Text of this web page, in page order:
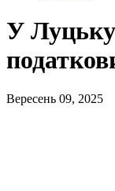
У
Вересень 09, 2025